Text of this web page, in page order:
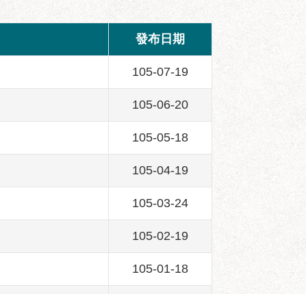
發布日期
105-07-19
105-06-20
105-05-18
105-04-19
105-03-24
105-02-19
105-01-18